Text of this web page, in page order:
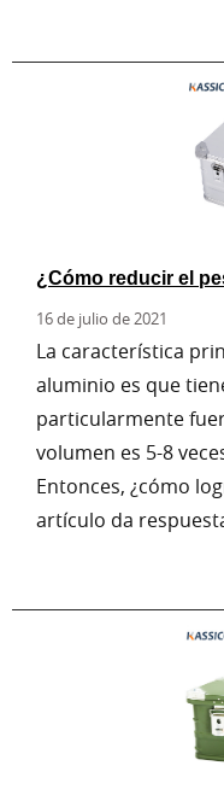
16 de julio de 2021
La característica
aluminio es que
particularmente
volumen es 5-8
Entonces, ¿cómo
artículo da